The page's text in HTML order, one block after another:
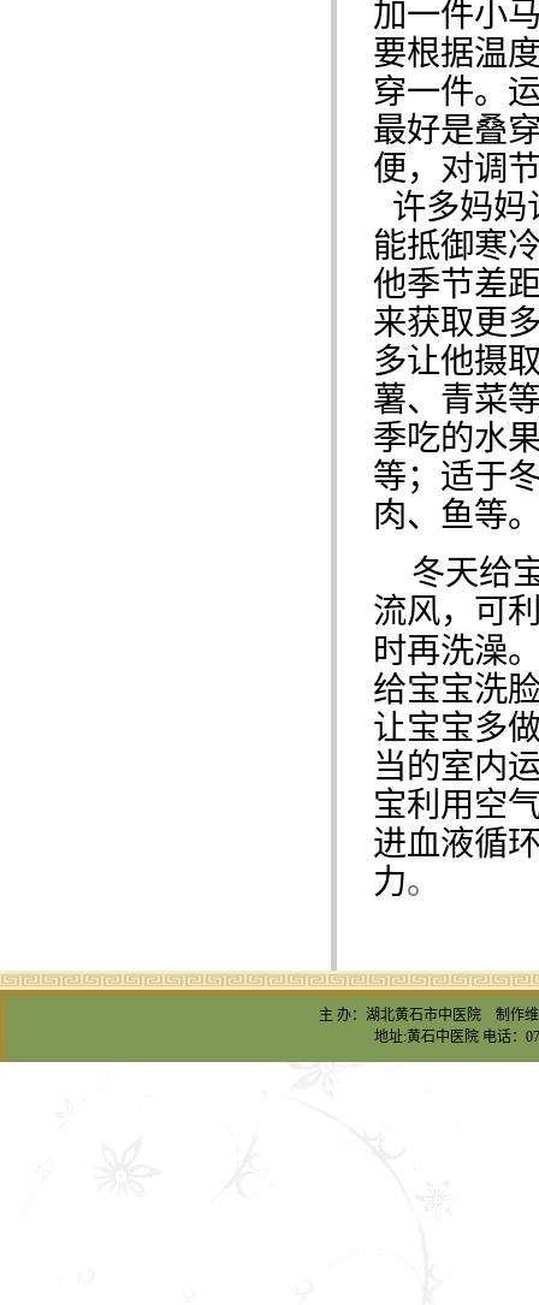
加一件小
要根据温
穿一件。
最好是叠
便，对调
许多妈妈
能抵御寒
他季节差
来获取更
多让他摄
薯、青菜
季吃的水
等；适于
肉、鱼等
冬天给
流风，可
时再洗澡
给宝宝洗
让宝宝多
当的室内
宝利用空
进血液循
力。
主 办：湖北黄石市中医院 制作
地址:黄石中医院 电话：